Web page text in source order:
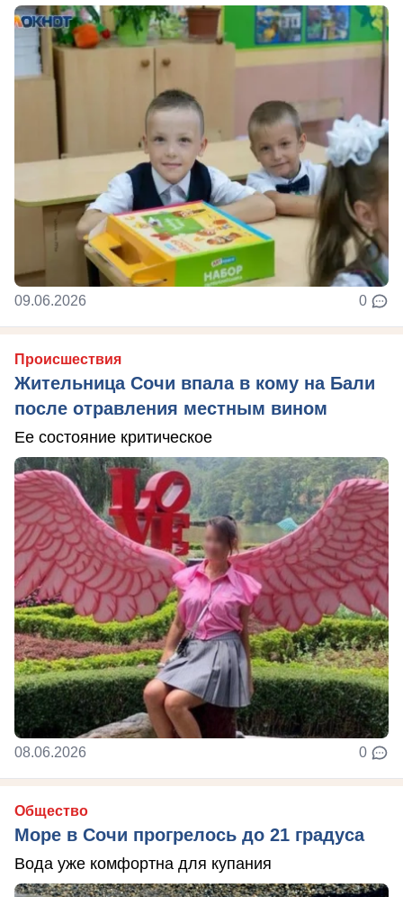
09.06.2026 0
Происшествия
Жительница Сочи впала в кому на Бали
после отравления местным вином
Ее состояние критическое
08.06.2026 0
Общество
Море в Сочи прогрелось до 21 градуса
Вода уже комфортна для купания